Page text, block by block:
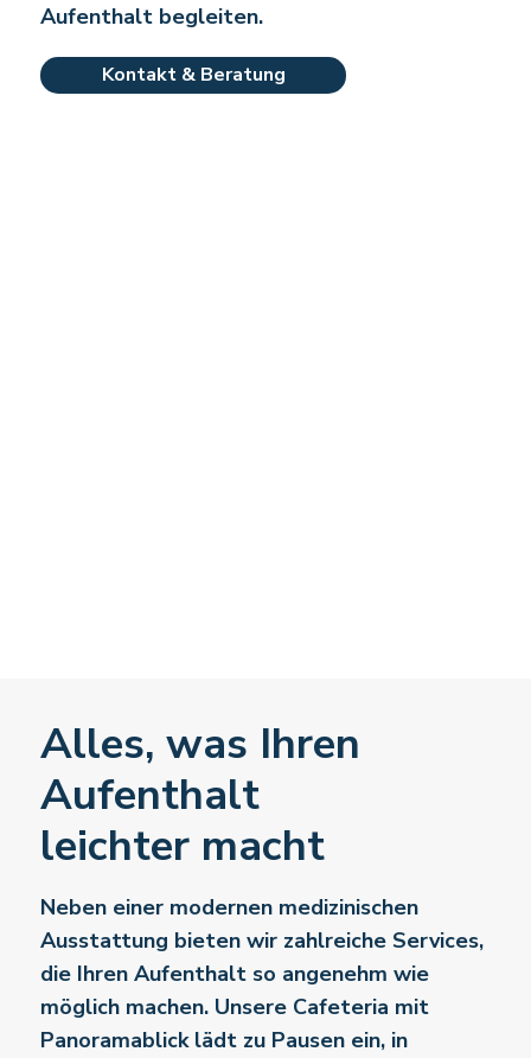
Aufenthalt begleiten.
Kontakt & Beratung
Alles, was Ihren
Aufenthalt
leichter macht
Neben einer modernen medizinischen
Ausstattung bieten wir zahlreiche Services,
die Ihren Aufenthalt so angenehm wie
möglich machen. Unsere Cafeteria mit
Panoramablick lädt zu Pausen ein, in